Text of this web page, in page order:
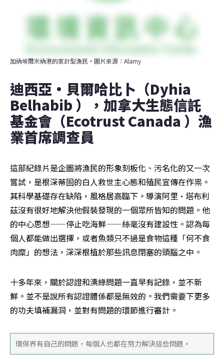
加納埃爾米納港的家計型漁民。圖片來源：Alamy
迪西亞·貝爾哈比卜（Dyhia
Belhabib ），加拿大生態信託
基金會（Ecotrust Canada ）漁
業首席調查員
這部紀錄片是企圖將漁民的形象刻板化、污名化的又一次
嘗試，是根深蒂固的白人救世主心態和殖民宣傳在作祟。
其科學基礎存在缺陷，風格居高臨下。導演阿里·塔布利
茲沒有很好地解決他假裝發現的一個眾所皆知的問題。他
的中心思想——停止吃海鮮——絲毫沒有建設性。認為每
個人都能做出選擇，或者魚類只不過是食物這種「何不食
肉糜」的想法，深深根植於那些訊息閉塞的頭腦之中。
十多年來，關於認證和漂綠問題一直早有記錄，並不新
鮮。並不是說所有認證體係都是無效的。我們需要下更多
的功夫填補漏洞，並對有問題的環節進行審計。
環保界有自己的問題，每個人也都在努力解決這些問題。